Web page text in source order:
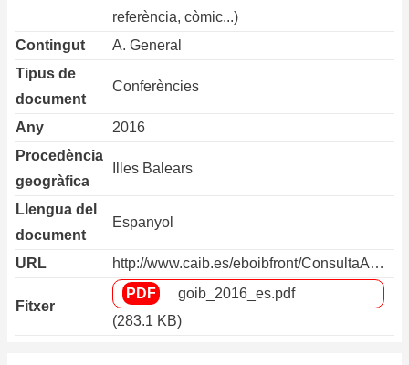
referència, còmic...)
Contingut
A. General
Tipus de
document
Conferències
Any
2016
Procedència
geogràfica
Illes Balears
Llengua del
document
Espanyol
URL http://www.caib.es/eboibfront/ConsultaA…
Fitxer
goib_2016_es.pdf
(283.1 KB)